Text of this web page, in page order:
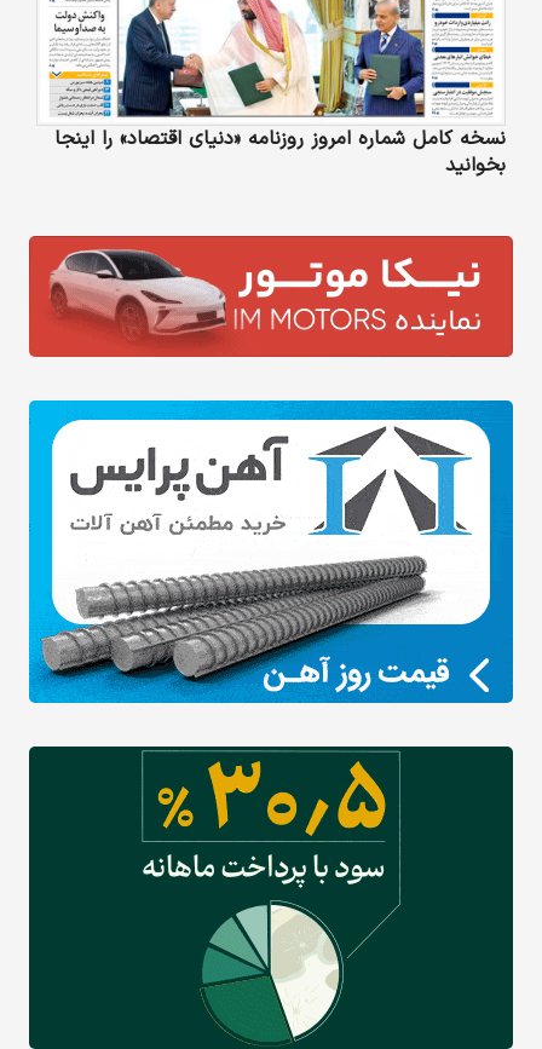
نسخه کامل شماره امروز روزنامه «دنیای‌ اقتصاد» را اینجا
بخوانید